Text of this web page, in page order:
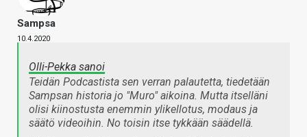
Sampsa
10.4.2020
Olli-Pekka sanoi
Teidän Podcastista sen verran palautetta, tiedetään
Sampsan historia jo "Muro" aikoina. Mutta itselläni
olisi kiinostusta enemmin ylikellotus, modaus ja
säätö videoihin. No toisin itse tykkään säädellä.